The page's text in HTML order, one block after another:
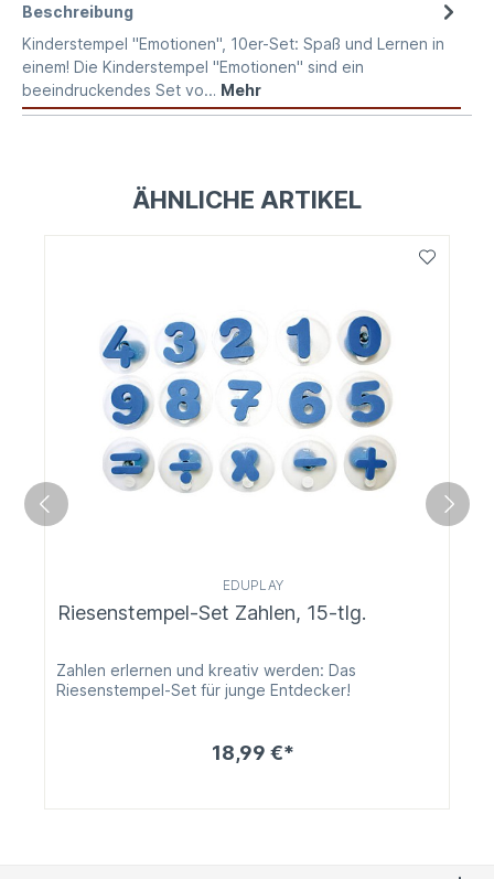
Beschreibung
Kinderstempel "Emotionen", 10er-Set: Spaß und Lernen in
einem! Die Kinderstempel "Emotionen" sind ein
beeindruckendes Set vo… Mehr
ÄHNLICHE ARTIKEL
EDUPLAY
Riesenstempel-Set Zahlen, 15-tlg.
Zahlen erlernen und kreativ werden: Das
Riesenstempel-Set für junge Entdecker!
18,99 €*